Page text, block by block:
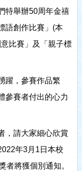
特舉辦50周年金禧
語創作比賽」(本
比賽」及「親子標
躍，參賽作品繁
參賽者付出的心力
，請大家細心欣賞
年3月1日本校
者將獲個別通知。